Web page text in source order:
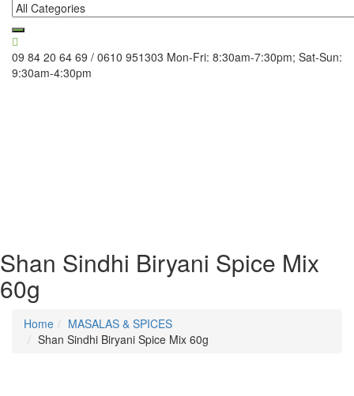
09 84 20 64 69 / 0610 951303 Mon-Fri: 8:30am-7:30pm; Sat-Sun:
9:30am-4:30pm
Shan Sindhi Biryani Spice Mix
60g
Home
MASALAS & SPICES
Shan Sindhi Biryani Spice Mix 60g